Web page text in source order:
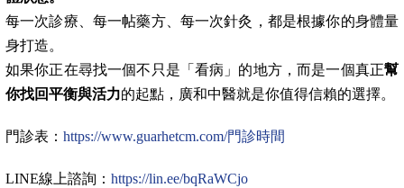
每一次診療、每一帖藥方、每一次針灸，都是根據你的身體量
身打造。
如果你正在尋找一個不只是「看病」的地方，而是一個真正幫
你找回平衡與活力的起點，廣和中醫就是你值得信賴的選擇。
門診表： https://www.guarhetcm.com/門診時間
LINE線上諮詢： https://lin.ee/bqRaWCjo